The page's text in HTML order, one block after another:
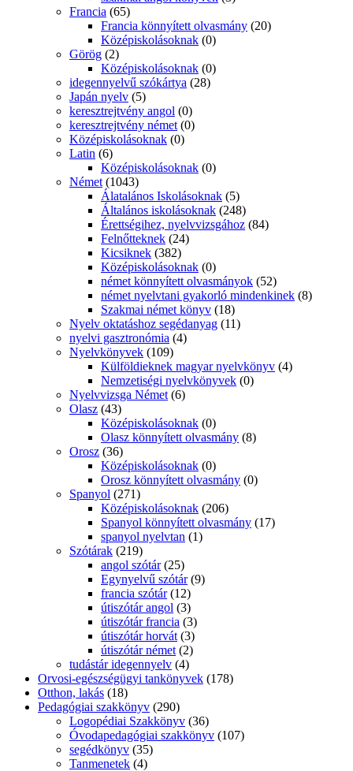
Francia (65)
Francia könnyített olvasmány (20)
Középiskolásoknak (0)
Görög (2)
Középiskolásoknak (0)
idegennyelvű szókártya (28)
Japán nyelv (5)
keresztrejtvény angol (0)
keresztrejtvény német (0)
Középiskolásoknak (0)
Latin (6)
Középiskolásoknak (0)
Német (1043)
Álatalános Iskolásoknak (5)
Általános iskolásoknak (248)
Érettségihez, nyelvvizsgához (84)
Felnőtteknek (24)
Kicsiknek (382)
Középiskolásoknak (0)
német könnyített olvasmányok (52)
német nyelvtani gyakorló mindenkinek (8)
Szakmai német könyv (18)
Nyelv oktatáshoz segédanyag (11)
nyelvi gasztronómia (4)
Nyelvkönyvek (109)
Külföldieknek magyar nyelvkönyv (4)
Nemzetiségi nyelvkönyvek (0)
Nyelvvizsga Német (6)
Olasz (43)
Középiskolásoknak (0)
Olasz könnyített olvasmány (8)
Orosz (36)
Középiskolásoknak (0)
Orosz könnyített olvasmány (0)
Spanyol (271)
Középiskolásoknak (206)
Spanyol könnyített olvasmány (17)
spanyol nyelvtan (1)
Szótárak (219)
angol szótár (25)
Egynyelvű szótár (9)
francia szótár (12)
útiszótár angol (3)
útiszótár francia (3)
útiszótár horvát (3)
útiszótár német (2)
tudástár idegennyelv (4)
Orvosi-egészségügyi tankönyvek (178)
Otthon, lakás (18)
Pedagógiai szakkönyv (290)
Logopédiai Szakkönyv (36)
Óvodapedagógiai szakkönyv (107)
segédkönyv (35)
Tanmenetek (4)